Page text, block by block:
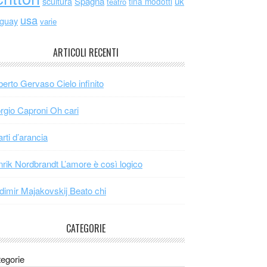
usa varie
ARTICOLI RECENTI
Gervaso Cielo infinito
Caproni Oh cari
d’arancia
Nordbrandt L’amore è così logico
Majakovskij Beato chi
CATEGORIE